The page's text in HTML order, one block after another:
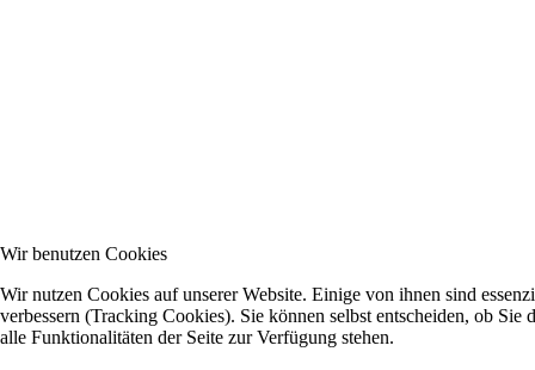
Wir benutzen Cookies
Wir nutzen Cookies auf unserer Website. Einige von ihnen sind
verbessern (Tracking Cookies). Sie können selbst entscheiden, ob
alle Funktionalitäten der Seite zur Verfügung stehen.